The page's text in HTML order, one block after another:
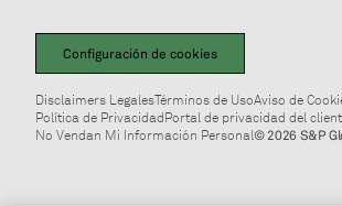
Configuración de cookies
Disclaimers LegalesTérminos de UsoAviso de
Política de PrivacidadPortal de privacidad del
No Vendan Mi Información Personal© 2026 S&P